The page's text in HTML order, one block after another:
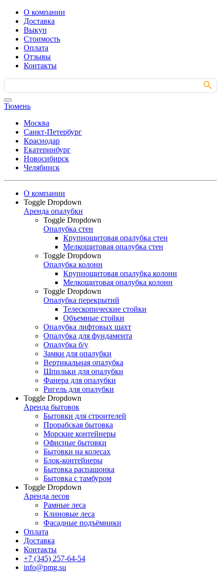
О компании
Доставка
Выкуп
Стоимость
Оплата
Отзывы
Контакты
Search
for:
Search Button
Тюмень
Москва
Санкт-Петербург
Краснодар
Екатеринбург
Новосибирск
Челябинск
О компании
Toggle Dropdown
Аренда опалубки
Toggle Dropdown
Опалубка стен
Крупнощитовая опалубка стен
Мелкощитовая опалубка стен
Toggle Dropdown
Опалубка колонн
Крупнощитовая опалубка колонн
Мелкощитовая опалубка колонн
Toggle Dropdown
Опалубка перекрытий
Телескопические стойки
Объемные стойки
Опалубка лифтовых шахт
Опалубка для фундамента
Опалубка б/у
Замки для опалубки
Вертикальная опалубка
Шпильки для опалубки
Фанера для опалубки
Ригель для опалубки
Toggle Dropdown
Аренда бытовок
Бытовки для строителей
Прорабская бытовка
Морские контейнеры
Офисные бытовки
Бытовки на колесах
Блок-контейнеры
Бытовка распашонка
Бытовка с тамбуром
Toggle Dropdown
Аренда лесов
Рамные леса
Клиновые леса
Фасадные подъёмники
Оплата
Доставка
Контакты
+7 (345) 257-64-54
info@pmg.su